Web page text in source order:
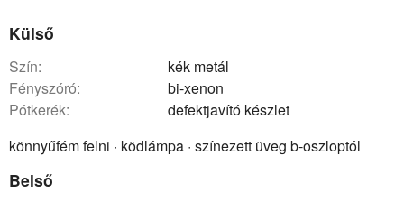
Külső
szín:
kék metál
fényszóró:
bi-xenon
pótkerék:
defektjavító készlet
könnyűfém felni · ködlámpa · színezett üveg b-oszloptól
Belső